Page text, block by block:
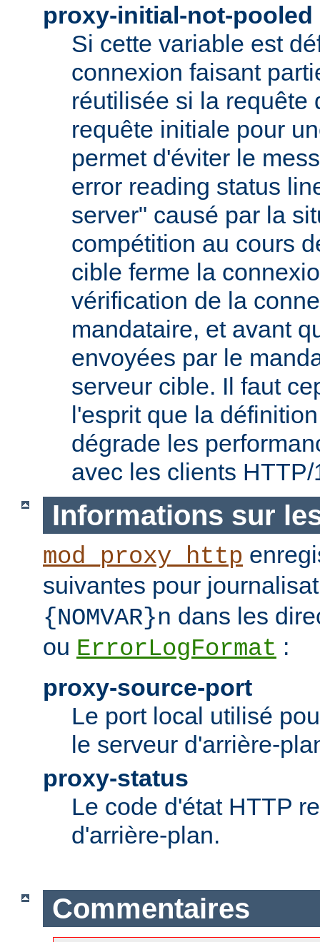
proxy-initial-not-pooled
Si cette variable est
connexion faisant
réutilisée si la requête
requête initiale pour
permet d'éviter le
error reading status
server" causé par la
compétition au cours
cible ferme la
vérification de la
mandataire, et avant
envoyées par le
serveur cible. Il faut
l'esprit que la
dégrade les
avec les clients HTTP/
Informations sur
mod_proxy_http
suivantes pour
{NOMVAR}n dans les
ou ErrorLogFormat :
proxy-source-port
Le port local utilisé
le serveur d'arrière-
proxy-status
Le code d'état HTTP
d'arrière-plan.
Commentaires